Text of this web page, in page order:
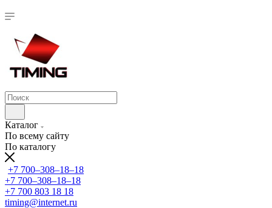
Каталог
По всему сайту
По каталогу
+7 700‒308‒18‒18
+7 700‒308‒18‒18
+7 700 803 18 18
timing@internet.ru